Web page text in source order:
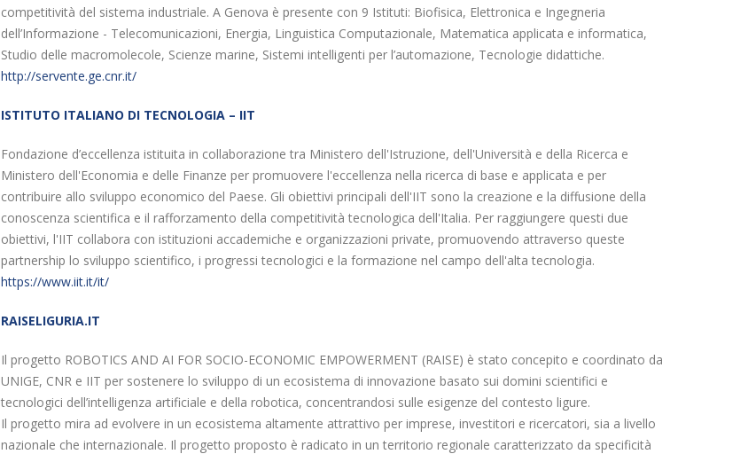
competitività del sistema industriale. A Genova è presente con 9 Istituti: Biofisica, Elettronica e Ingegneria
dell’Informazione - Telecomunicazioni, Energia, Linguistica Computazionale, Matematica applicata e informatica,
Studio delle macromolecole, Scienze marine, Sistemi intelligenti per l’automazione, Tecnologie didattiche.
http://servente.ge.cnr.it/
ISTITUTO ITALIANO DI TECNOLOGIA – IIT
Fondazione d’eccellenza istituita in collaborazione tra Ministero dell'Istruzione, dell'Università e della Ricerca e
Ministero dell'Economia e delle Finanze per promuovere l'eccellenza nella ricerca di base e applicata e per
contribuire allo sviluppo economico del Paese. Gli obiettivi principali dell'IIT sono la creazione e la diffusione della
conoscenza scientifica e il rafforzamento della competitività tecnologica dell'Italia. Per raggiungere questi due
obiettivi, l'IIT collabora con istituzioni accademiche e organizzazioni private, promuovendo attraverso queste
partnership lo sviluppo scientifico, i progressi tecnologici e la formazione nel campo dell'alta tecnologia.
https://www.iit.it/it/
RAISELIGURIA.IT
Il progetto ROBOTICS AND AI FOR SOCIO-ECONOMIC EMPOWERMENT (RAISE) è stato concepito e coordinato da
UNIGE, CNR e IIT per sostenere lo sviluppo di un ecosistema di innovazione basato sui domini scientifici e
tecnologici dell’intelligenza artificiale e della robotica, concentrandosi sulle esigenze del contesto ligure.
Il progetto mira ad evolvere in un ecosistema altamente attrattivo per imprese, investitori e ricercatori, sia a livello
nazionale che internazionale. Il progetto proposto è radicato in un territorio regionale caratterizzato da specificità